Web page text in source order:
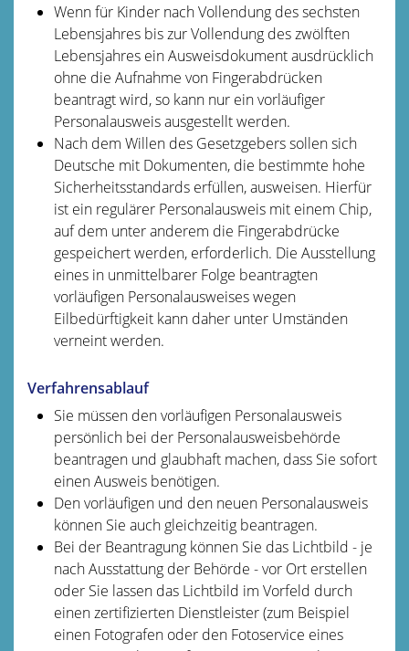
Wenn für Kinder nach Vollendung des sechsten
Lebensjahres bis zur Vollendung des zwölften
Lebensjahres ein Ausweisdokument ausdrücklich
ohne die Aufnahme von Fingerabdrücken
beantragt wird,so kann nur ein vorläufiger
Personalausweis ausgestellt werden.
Nach dem Willen des Gesetzgebers sollen sich
Deutsche mit Dokumenten, die bestimmte hohe
Sicherheitsstandards erfüllen, ausweisen. Hierfür
ist ein regulärer Personalausweis mit einem Chip,
auf dem unter anderem die Fingerabdrücke
gespeichert werden, erforderlich. Die Ausstellung
eines in unmittelbarer Folge beantragten
vorläufigen Personalausweises wegen
Eilbedürftigkeit kann daher unter Umständen
verneint werden.
Verfahrensablauf
Sie müssen den vorläufigen Personalausweis
persönlich bei der Personalausweisbehörde
beantragen und glaubhaft machen, dass Sie sofort
einen Ausweis benötigen.
Den vorläufigen und den neuen Personalausweis
können Sie auch gleichzeitig beantragen.
Bei der Beantragung können Sie das Lichtbild - je
nach Ausstattung der Behörde - vor Ort erstellen
oder Sie lassen das Lichtbild im Vorfeld durch
einen zertifizierten Dienstleister (zum Beispiel
einen Fotografen oder den Fotoservice eines